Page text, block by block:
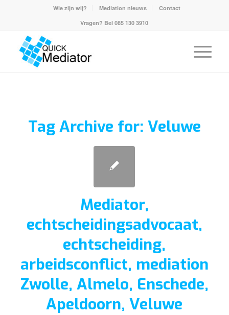
Wie zijn wij? Mediation nieuws
Contact
Vragen? Bel085 130 3910
Tag Archive for: Veluwe
Mediator,
echtscheidingsadvocaat,
echtscheiding,
arbeidsconflict, mediation
Zwolle, Almelo, Enschede,
Apeldoorn, Veluwe